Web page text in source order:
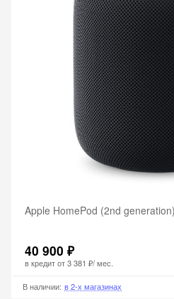
Apple HomePod (2nd
40 900 ₽
в кредит от3 381 ₽/ мес.
В наличии: в 2-х магазинах